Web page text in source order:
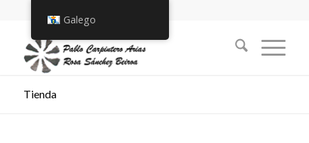
Tienda
Galego